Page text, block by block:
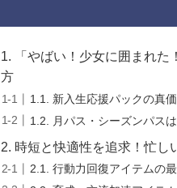
1. 「やばい！少女に囲まれた
方
1.1. 新入生応援パックの真
1.2. 月パス・シーズンパス
2. 時短と快適性を追求！忙し
2.1. 行動力回復アイテムの